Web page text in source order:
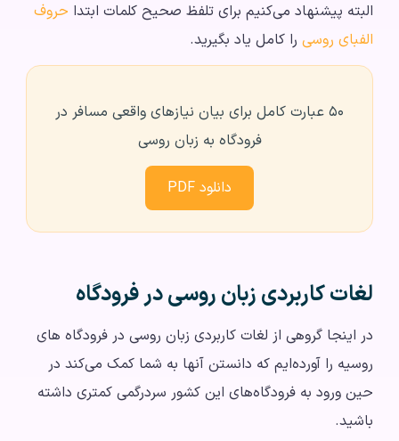
البته پیشنهاد می‌کنیم برای تلفظ صحیح کلمات ابتدا حروف
الفبای روسی را کامل یاد بگیرید.
۵۰ عبارت کامل برای بیان نیازهای واقعی مسافر در
فرودگاه به زبان روسی
دانلود PDF
لغات کاربردی زبان روسی در فرودگاه
در اینجا گروهی از لغات کاربردی زبان روسی در فرودگاه های
روسیه را آورده‌ایم که دانستن آنها به شما کمک می‌کند در
حین ورود به فرودگاه‌های این کشور سردرگمی کمتری داشته
باشید.